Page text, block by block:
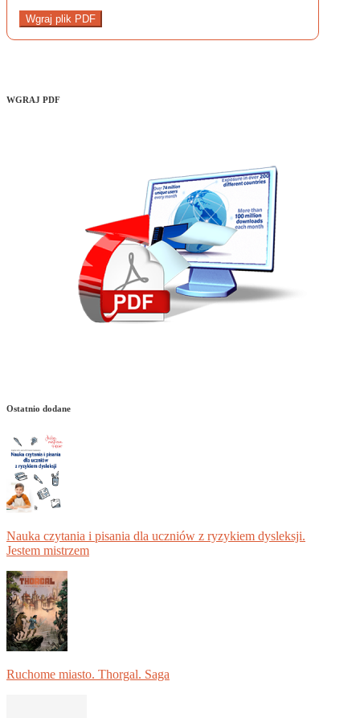
Wgraj plik PDF
WGRAJ PDF
Ostatnio dodane
Nauka czytania i pisania dla uczniów z ryzykiem dysleksji.
Jestem mistrzem
Ruchome miasto. Thorgal. Saga